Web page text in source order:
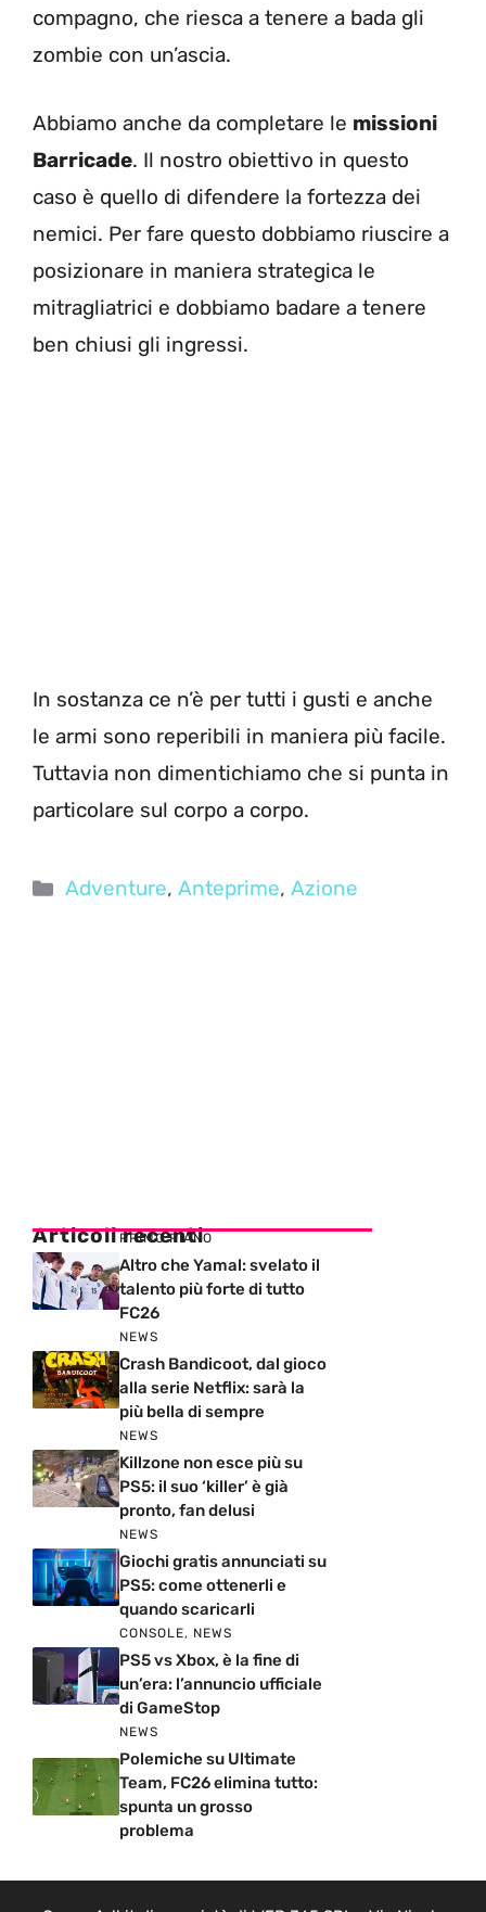
compagno, che riesca a tenere a bada gli
zombie con un’ascia.
Abbiamo anche da completare le missioni
Barricade. Il nostro obiettivo in questo
caso è quello di difendere la fortezza dei
nemici. Per fare questo dobbiamo riuscire a
posizionare in maniera strategica le
mitragliatrici e dobbiamo badare a tenere
ben chiusi gli ingressi.
In sostanza ce n’è per tutti i gusti e anche
le armi sono reperibili in maniera più facile.
Tuttavia non dimentichiamo che si punta in
particolare sul corpo a corpo.
Categorie
Adventure,Anteprime,Azione
Articoli recenti
PRIMO PIANO
Altro che Yamal: svelato il
talento più forte di tutto
FC26
NEWS
Crash Bandicoot, dal gioco
alla serie Netflix: sarà la
più bella di sempre
NEWS
Killzone non esce più su
PS5: il suo ‘killer’ è già
pronto, fan delusi
NEWS
Giochi gratis annunciati su
PS5: come ottenerli e
quando scaricarli
CONSOLE, NEWS
PS5 vs Xbox, è la fine di
un’era: l’annuncio ufficiale
di GameStop
NEWS
Polemiche su Ultimate
Team, FC26 elimina tutto:
spunta un grosso
problema